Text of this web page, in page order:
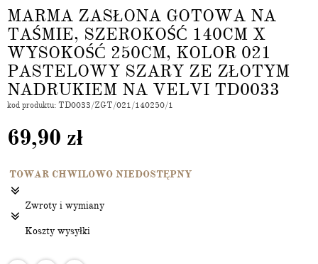
MARMA ZASŁONA GOTOWA NA
TAŚMIE, SZEROKOŚĆ 140CM X
WYSOKOŚĆ 250CM, KOLOR 021
PASTELOWY SZARY ZE ZŁOTYM
NADRUKIEM NA VELVI TD0033
kod produktu: TD0033/ZGT/021/140250/1
69,90 zł
TOWAR CHWILOWO NIEDOSTĘPNY
Zwroty i wymiany
Koszty wysyłki